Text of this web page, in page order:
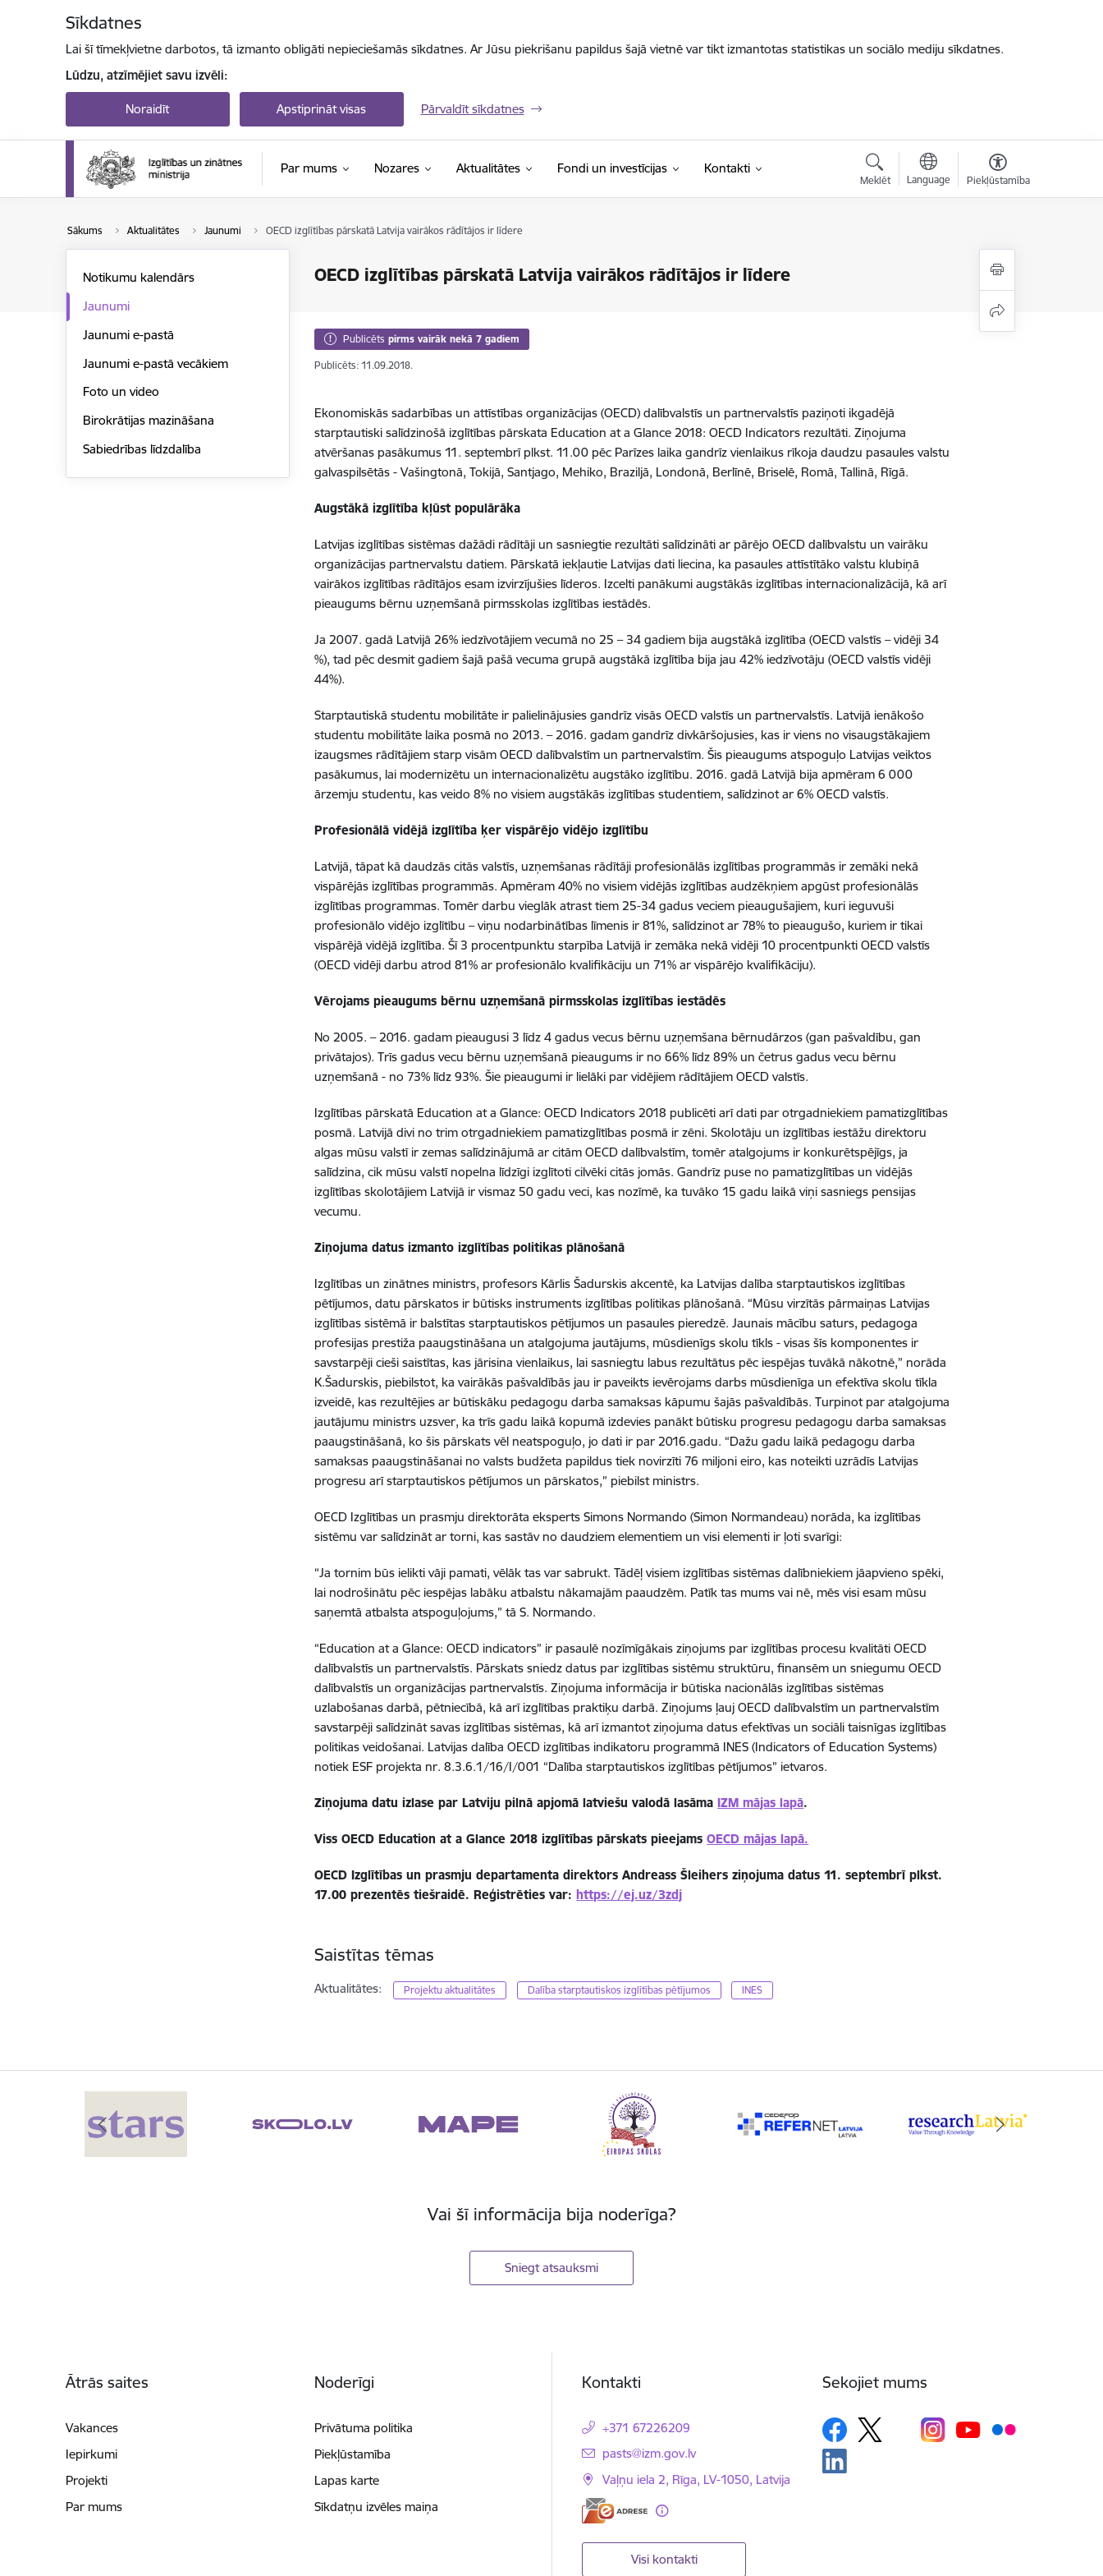
Sīkdatnes
Lai šī tīmekļvietne darbotos, tā izmanto obligāti nepieciešamās sīkdatnes. Ar Jūsu piekrišanu papildus šajā vietnē var tikt izmantotas statistikas un sociālo mediju sīkdatnes.
Lūdzu, atzīmējiet savu izvēli:
Noraidīt Apstiprināt visas Pārvaldīt sīkdatnes
Par mums Nozares Aktualitātes Fondi un investīcijas Kontakti
Meklēt Language Piekļūstamība
Sākums Aktualitātes Jaunumi OECD izglītības pārskatā Latvija vairākos rādītājos ir līdere
OECD izglītības pārskatā Latvija vairākos rādītājos ir līdere
Notikumu kalendārs
Jaunumi
Jaunumi e-pastā
Jaunumi e-pastā vecākiem
Foto un video
Birokrātijas mazināšana
Sabiedrības līdzdalība
Publicēts pirms vairāk nekā 7 gadiem
Publicēts: 11.09.2018.
Ekonomiskās sadarbības un attīstības organizācijas (OECD) dalībvalstīs un partnervalstīs paziņoti ikgadējā
starptautiski salīdzinošā izglītības pārskata Education at a Glance 2018: OECD Indicators rezultāti. Ziņojuma
atvēršanas pasākumus 11. septembrī plkst. 11.00 pēc Parīzes laika gandrīz vienlaikus rīkoja daudzu pasaules valstu
galvaspilsētās - Vašingtonā, Tokijā, Santjago, Mehiko, Braziljā, Londonā, Berlīnē, Briselē, Romā, Tallinā, Rīgā.
Augstākā izglītība kļūst populārāka
Latvijas izglītības sistēmas dažādi rādītāji un sasniegtie rezultāti salīdzināti ar pārējo OECD dalībvalstu un vairāku
organizācijas partnervalstu datiem. Pārskatā iekļautie Latvijas dati liecina, ka pasaules attīstītāko valstu klubiņā
vairākos izglītības rādītājos esam izvirzījušies līderos. Izcelti panākumi augstākās izglītības internacionalizācijā, kā arī
pieaugums bērnu uzņemšanā pirmsskolas izglītības iestādēs.
Ja 2007. gadā Latvijā 26% iedzīvotājiem vecumā no 25 – 34 gadiem bija augstākā izglītība (OECD valstīs – vidēji 34
%), tad pēc desmit gadiem šajā pašā vecuma grupā augstākā izglītība bija jau 42% iedzīvotāju (OECD valstīs vidēji
44%).
Starptautiskā studentu mobilitāte ir palielinājusies gandrīz visās OECD valstīs un partnervalstīs. Latvijā ienākošo
studentu mobilitāte laika posmā no 2013. – 2016. gadam gandrīz divkāršojusies, kas ir viens no visaugstākajiem
izaugsmes rādītājiem starp visām OECD dalībvalstīm un partnervalstīm. Šis pieaugums atspoguļo Latvijas veiktos
pasākumus, lai modernizētu un internacionalizētu augstāko izglītību. 2016. gadā Latvijā bija apmēram 6 000
ārzemju studentu, kas veido 8% no visiem augstākās izglītības studentiem, salīdzinot ar 6% OECD valstīs.
Profesionālā vidējā izglītība ķer vispārējo vidējo izglītību
Latvijā, tāpat kā daudzās citās valstīs, uzņemšanas rādītāji profesionālās izglītības programmās ir zemāki nekā
vispārējās izglītības programmās. Apmēram 40% no visiem vidējās izglītības audzēkņiem apgūst profesionālās
izglītības programmas. Tomēr darbu vieglāk atrast tiem 25-34 gadus veciem pieaugušajiem, kuri ieguvuši
profesionālo vidējo izglītību – viņu nodarbinātības līmenis ir 81%, salīdzinot ar 78% to pieaugušo, kuriem ir tikai
vispārējā vidējā izglītība. Šī 3 procentpunktu starpība Latvijā ir zemāka nekā vidēji 10 procentpunkti OECD valstīs
(OECD vidēji darbu atrod 81% ar profesionālo kvalifikāciju un 71% ar vispārējo kvalifikāciju).
Vērojams pieaugums bērnu uzņemšanā pirmsskolas izglītības iestādēs
No 2005. – 2016. gadam pieaugusi 3 līdz 4 gadus vecus bērnu uzņemšana bērnudārzos (gan pašvaldību, gan
privātajos). Trīs gadus vecu bērnu uzņemšanā pieaugums ir no 66% līdz 89% un četrus gadus vecu bērnu
uzņemšanā - no 73% līdz 93%. Šie pieaugumi ir lielāki par vidējiem rādītājiem OECD valstīs.
Izglītības pārskatā Education at a Glance: OECD Indicators 2018 publicēti arī dati par otrgadniekiem pamatizglītības
posmā. Latvijā divi no trim otrgadniekiem pamatizglītības posmā ir zēni. Skolotāju un izglītības iestāžu direktoru
algas mūsu valstī ir zemas salīdzinājumā ar citām OECD dalībvalstīm, tomēr atalgojums ir konkurētspējīgs, ja
salīdzina, cik mūsu valstī nopelna līdzīgi izglītoti cilvēki citās jomās. Gandrīz puse no pamatizglītības un vidējās
izglītības skolotājiem Latvijā ir vismaz 50 gadu veci, kas nozīmē, ka tuvāko 15 gadu laikā viņi sasniegs pensijas
vecumu.
Ziņojuma datus izmanto izglītības politikas plānošanā
Izglītības un zinātnes ministrs, profesors Kārlis Šadurskis akcentē, ka Latvijas dalība starptautiskos izglītības
pētījumos, datu pārskatos ir būtisks instruments izglītības politikas plānošanā. “Mūsu virzītās pārmaiņas Latvijas
izglītības sistēmā ir balstītas starptautiskos pētījumos un pasaules pieredzē. Jaunais mācību saturs, pedagoga
profesijas prestiža paaugstināšana un atalgojuma jautājums, mūsdienīgs skolu tīkls - visas šīs komponentes ir
savstarpēji cieši saistītas, kas jārisina vienlaikus, lai sasniegtu labus rezultātus pēc iespējas tuvākā nākotnē,” norāda
K.Šadurskis, piebilstot, ka vairākās pašvaldībās jau ir paveikts ievērojams darbs mūsdienīga un efektīva skolu tīkla
izveidē, kas rezultējies ar būtiskāku pedagogu darba samaksas kāpumu šajās pašvaldībās. Turpinot par atalgojuma
jautājumu ministrs uzsver, ka trīs gadu laikā kopumā izdevies panākt būtisku progresu pedagogu darba samaksas
paaugstināšanā, ko šis pārskats vēl neatspoguļo, jo dati ir par 2016.gadu. “Dažu gadu laikā pedagogu darba
samaksas paaugstināšanai no valsts budžeta papildus tiek novirzīti 76 miljoni eiro, kas noteikti uzrādīs Latvijas
progresu arī starptautiskos pētījumos un pārskatos,” piebilst ministrs.
OECD Izglītības un prasmju direktorāta eksperts Simons Normando (Simon Normandeau) norāda, ka izglītības
sistēmu var salīdzināt ar torni, kas sastāv no daudziem elementiem un visi elementi ir ļoti svarīgi:
“Ja tornim būs ielikti vāji pamati, vēlāk tas var sabrukt. Tādēļ visiem izglītības sistēmas dalībniekiem jāapvieno spēki,
lai nodrošinātu pēc iespējas labāku atbalstu nākamajām paaudzēm. Patīk tas mums vai nē, mēs visi esam mūsu
saņemtā atbalsta atspoguļojums,” tā S. Normando.
“Education at a Glance: OECD indicators” ir pasaulē nozīmīgākais ziņojums par izglītības procesu kvalitāti OECD
dalībvalstīs un partnervalstīs. Pārskats sniedz datus par izglītības sistēmu struktūru, finansēm un sniegumu OECD
dalībvalstīs un organizācijas partnervalstīs. Ziņojuma informācija ir būtiska nacionālās izglītības sistēmas
uzlabošanas darbā, pētniecībā, kā arī izglītības praktiķu darbā. Ziņojums ļauj OECD dalībvalstīm un partnervalstīm
savstarpēji salīdzināt savas izglītības sistēmas, kā arī izmantot ziņojuma datus efektīvas un sociāli taisnīgas izglītības
politikas veidošanai. Latvijas dalība OECD izglītības indikatoru programmā INES (Indicators of Education Systems)
notiek ESF projekta nr. 8.3.6.1/16/I/001 “Dalība starptautiskos izglītības pētījumos” ietvaros.
Ziņojuma datu izlase par Latviju pilnā apjomā latviešu valodā lasāmaIZM mājas lapā.
Viss OECD Education at a Glance 2018 izglītības pārskats pieejamsOECD mājas lapā.
OECD Izglītības un prasmju departamenta direktors Andreass Šleihers ziņojuma datus 11. septembrī plkst.
17.00 prezentēs tiešraidē. Reģistrēties var:https://ej.uz/3zdj
Saistītas tēmas
Aktualitātes: Projektu aktualitātes Dalība starptautiskos izglītības pētījumos INES
Vai šī informācija bija noderīga?
Sniegt atsauksmi
Ātrās saites
Vakances
Iepirkumi
Projekti
Par mums
Noderīgi
Privātuma politika
Piekļūstamība
Lapas karte
Sīkdatņu izvēles maiņa
Kontakti
+371 67226209
E-pasts:
pasts@izm.gov.lv
Vaļņu iela 2, Rīga, LV-1050, Latvija
Visi kontakti
Sekojiet mums